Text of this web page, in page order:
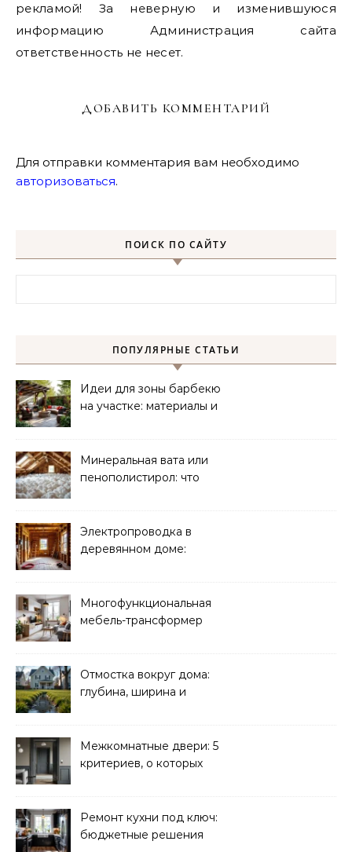
рекламой! За неверную и изменившуюся
информацию Администрация сайта
ответственность не несет.
ДОБАВИТЬ КОММЕНТАРИЙ
Для отправки комментария вам необходимо
авторизоваться.
ПОИСК ПО САЙТУ
ПОПУЛЯРНЫЕ СТАТЬИ
Идеи для зоны барбекю
на участке: материалы и
Минеральная вата или
пенополистирол: что
Электропроводка в
деревянном доме:
Многофункциональная
мебель-трансформер
Отмостка вокруг дома:
глубина, ширина и
Межкомнатные двери: 5
критериев, о которых
Ремонт кухни под ключ:
бюджетные решения